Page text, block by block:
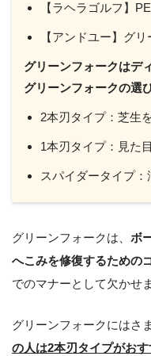
【ラヘラゴルフ】
【アンドユー】グ
グリーンフォークはデ
グリーンフォークの選
2本刃タイプ：芝生
1本刃タイプ：見た
スパイダータイプ
グリーンフォークは、 ボ
へこみを修復するための
でのマナーとして欠かせ
グリーンフォークにはさ
の人は2本刃タイプがお